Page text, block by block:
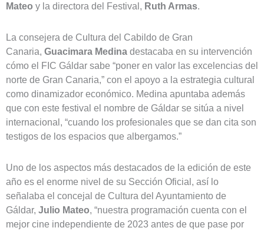
Mateo y la directora del Festival, Ruth Armas.
La consejera de Cultura del Cabildo de Gran
Canaria, Guacimara Medina destacaba en su intervención
cómo el FIC Gáldar sabe “poner en valor las excelencias del
norte de Gran Canaria,” con el apoyo a la estrategia cultural
como dinamizador económico. Medina apuntaba además
que con este festival el nombre de Gáldar se sitúa a nivel
internacional, “cuando los profesionales que se dan cita son
testigos de los espacios que albergamos.”
Uno de los aspectos más destacados de la edición de este
año es el enorme nivel de su Sección Oficial, así lo
señalaba el concejal de Cultura del Ayuntamiento de
Gáldar, Julio Mateo, “nuestra programación cuenta con el
mejor cine independiente de 2023 antes de que pase por